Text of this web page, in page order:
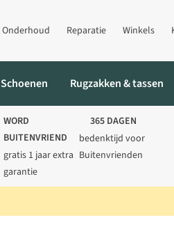
Onderhoud Reparatie Winkels
Schoenen Rugzakken & tassen
WORD
BUITENVRIEND
gratis 1 jaar extra
garantie
365 DAGEN
bedenktijd voor
Buitenvrienden